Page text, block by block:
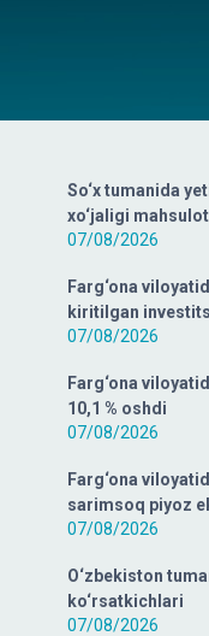
So‘x tumanida
xo‘jaligi
07/08/2026
Farg‘ona
kiritilgan
07/08/2026
Farg‘ona
10,1 % oshdi
07/08/2026
Farg‘ona
sarimsoq piyoz
07/08/2026
O‘zbekiston
ko‘rsatkichlari
07/08/2026